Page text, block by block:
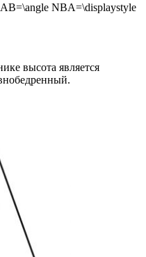
NBA=\displaystyle
высота является